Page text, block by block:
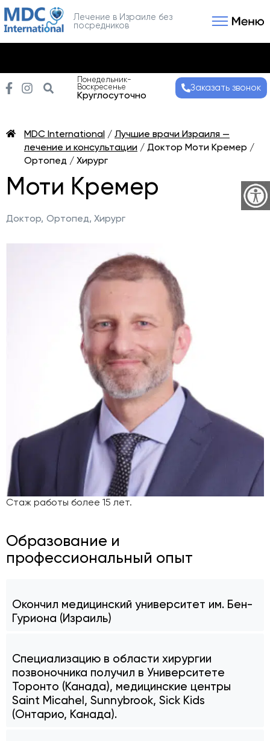
Лечение в Израиле без
посредников
Понедельник-
Воскресенье
Круглосуточно
Заказать звонок
MDC International / Лучшие врачи Израиля —
лечение и консультации / Доктор Моти Кремер /
Ортопед / Хирург
Моти Кремер
Доктор, Ортопед, Хирург
Стаж работы более 15 лет.
Образование и
профессиональный опыт
Окончил медицинский университет им. Бен-
Гуриона (Израиль)
Специализацию в области хирургии
позвоночника получил в Университете
Торонто (Канада), медицинские центры
Saint Micahel, Sunnybrook, Sick Kids
(Онтарио, Канада).